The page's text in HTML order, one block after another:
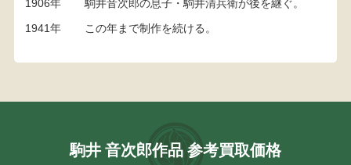
1906年
駒井音次郎の息子・駒井清兵衛が後を継ぐ。
1941年
この年まで制作を続ける。
駒井 音次郎作品 参考買取価格